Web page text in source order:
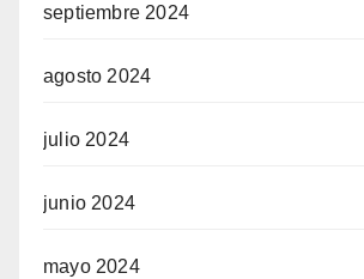
septiembre 2024
agosto 2024
julio 2024
junio 2024
mayo 2024